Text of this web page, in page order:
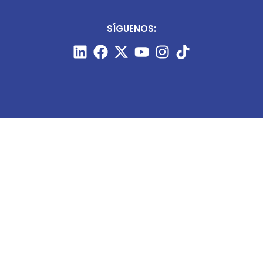
SÍGUENOS: